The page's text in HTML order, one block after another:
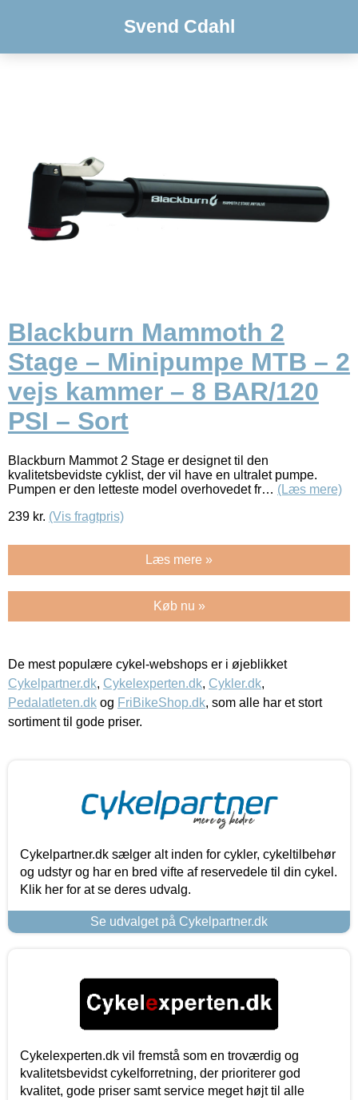
Svend Cdahl
Blackburn Mammoth 2
Stage – Minipumpe MTB – 2
vejs kammer – 8 BAR/120
PSI – Sort
Blackburn Mammot 2 Stage er designet til den
kvalitetsbevidste cyklist, der vil have en ultralet pumpe.
Pumpen er den letteste model overhovedet fr… (Læs mere)
239 kr. (Vis fragtpris)
Læs mere »
Køb nu »
De mest populære cykel-webshops er i øjeblikket
Cykelpartner.dk, Cykelexperten.dk, Cykler.dk,
Pedalatleten.dk og FriBikeShop.dk, som alle har et stort
sortiment til gode priser.
Cykelpartner.dk sælger alt inden for cykler, cykeltilbehør
og udstyr og har en bred vifte af reservedele til din cykel.
Klik her for at se deres udvalg.
Se udvalget på Cykelpartner.dk
Cykelexperten.dk vil fremstå som en troværdig og
kvalitetsbevidst cykelforretning, der prioriterer god
kvalitet, gode priser samt service meget højt til alle